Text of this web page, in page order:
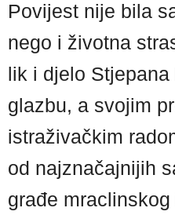
Povijest nije bila
nego i životna
lik i djelo
glazbu, a svojim
istraživačkim
od najznačajnijih
građe